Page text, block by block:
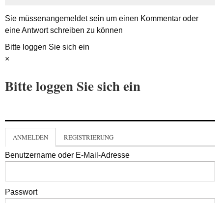
Sie müssenangemeldetsein um einen Kommentar oder
eine Antwort schreiben zu können
Bitte loggen Sie sich ein
×
Bitte loggen Sie sich ein
ANMELDEN REGISTRIERUNG
Benutzername oder E-Mail-Adresse
Passwort